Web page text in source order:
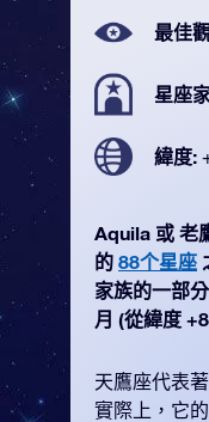
最佳
星座
緯度:
Aquila 或 老
的 88个星座
家族的一部
月 (從緯度
天鷹座代表
實際上，它